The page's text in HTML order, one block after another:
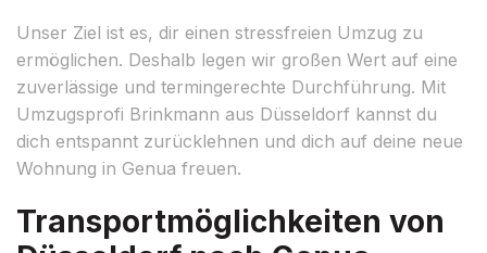
Unser Ziel ist es, dir einen stressfreien Umzug zu
ermöglichen. Deshalb legen wir großen Wert auf eine
zuverlässige und termingerechte Durchführung. Mit
Umzugsprofi Brinkmann aus Düsseldorf kannst du
dich entspannt zurücklehnen und dich auf deine neue
Wohnung in Genua freuen.
Transportmöglichkeiten von